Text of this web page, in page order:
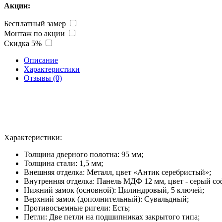
Акции:
Бесплатный замер
Монтаж по акции
Скидка 5%
Описание
Характеристики
Отзывы (0)
Характеристики:
Толщина дверного полотна: 95 мм;
Толщина стали: 1,5 мм;
Внешняя отделка: Металл, цвет «Антик серебристый»;
Внутренняя отделка: Панель МДФ 12 мм, цвет - серый
Нижний замок (основной): Цилиндровый, 5 ключей;
Верхний замок (дополнительный): Сувальдный;
Противосъемные ригели: Есть;
Петли: Две петли на подшипниках закрытого типа;